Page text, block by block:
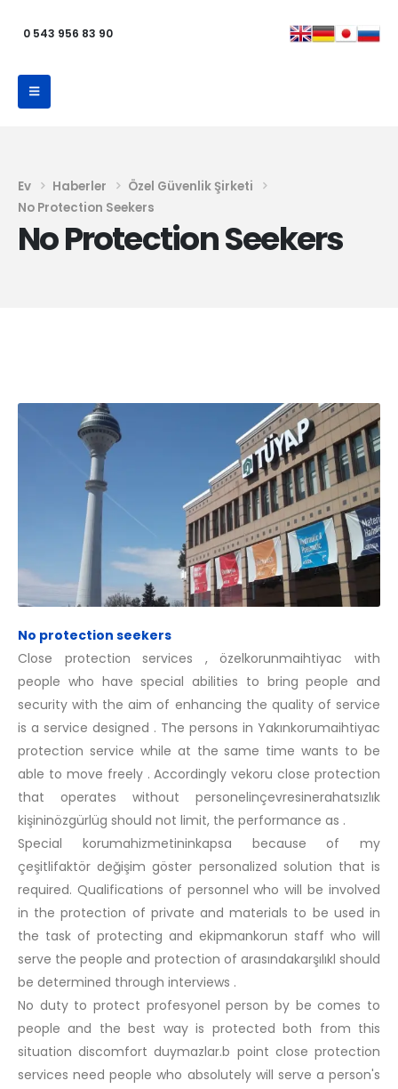
0 543 956 83 90
Ev Haberler
Özel Güvenlik Şirketi
No Protection Seekers
No Protection Seekers
No protection seekers
Close protection services , özelkorunmaihtiyac with
people who have special abilities to bring people and
security with the aim of enhancing the quality of service
is a service designed . The persons in Yakınkorumaihtiyac
protection service while at the same time wants to be
able to move freely . Accordingly vekoru close protection
that operates without personelinçevresinerahatsızlık
kişininözgürlüg should not limit, the performance as .
Special korumahizmetininkapsa because of my
çeşitlifaktör değişim göster personalized solution that is
required. Qualifications of personnel who will be involved
in the protection of private and materials to be used in
the task of protecting and ekipmankorun staff who will
serve the people and protection of arasındakarşılıkl should
be determined through interviews .
No duty to protect profesyonel person by be comes to
people and the best way is protected both from this
situation discomfort duymazlar.b point close protection
services need people who absolutely will serve a person's